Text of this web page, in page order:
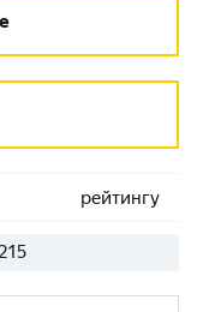
рейтингу